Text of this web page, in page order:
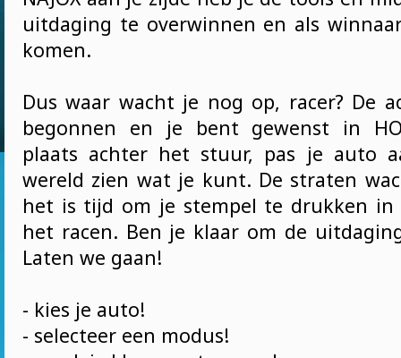
uitdaging te overwinnen en als
komen.
Dus waar wacht je nog op, racer? De
begonnen en je bent gewenst in
plaats achter het stuur, pas je auto
wereld zien wat je kunt. De straten
het is tijd om je stempel te drukken in
het racen. Ben je klaar om de
Laten we gaan!
- kies je auto!
- selecteer een modus!